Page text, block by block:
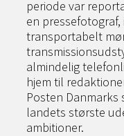
periode var
en
transportabelt
almindelig
hjem til
Posten Danmarks
landets største
ambitioner.